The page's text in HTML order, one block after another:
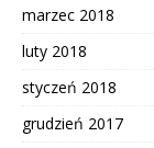
marzec 2018
luty 2018
styczeń 2018
grudzień 2017